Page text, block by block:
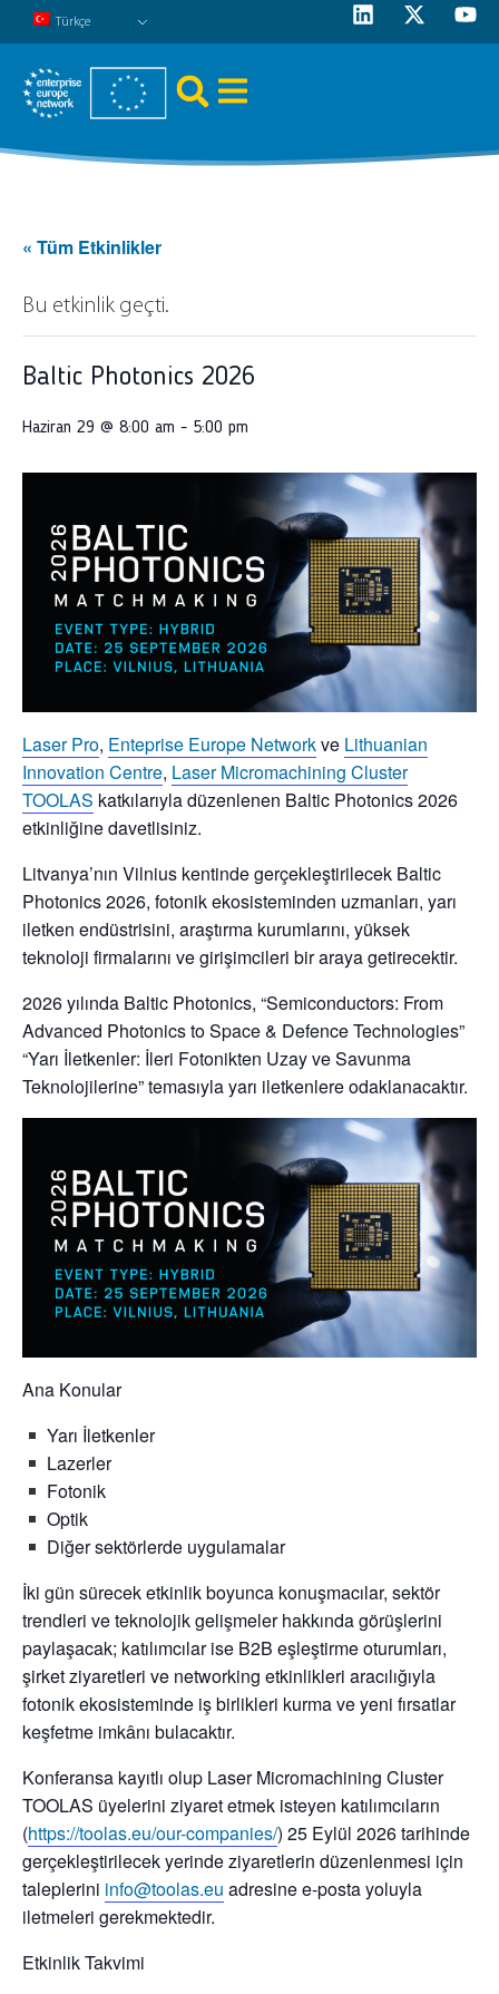
Türkçe
« Tüm Etkinlikler
Bu etkinlik geçti.
Baltic Photonics 2026
Haziran 29 @ 8:00 am - 5:00 pm
Laser Pro, Enteprise Europe Networkve Lithuanian
Innovation Centre, Laser Micromachining Cluster
TOOLAS katkılarıyla düzenlenen Baltic Photonics 2026
etkinliğine davetlisiniz.
Litvanya’nın Vilnius kentinde gerçekleştirilecek Baltic
Photonics 2026, fotonik ekosisteminden uzmanları, yarı
iletken endüstrisini, araştırma kurumlarını, yüksek
teknoloji firmalarını ve girişimcileri bir araya getirecektir.
2026 yılında Baltic Photonics, “Semiconductors: From
Advanced Photonics to Space & Defence Technologies”
“Yarı İletkenler: İleri Fotonikten Uzay ve Savunma
Teknolojilerine” temasıyla yarı iletkenlere odaklanacaktır.
Ana Konular
Yarı İletkenler
Lazerler
Fotonik
Optik
Diğer sektörlerde uygulamalar
İki gün sürecek etkinlik boyunca konuşmacılar, sektör
trendleri ve teknolojik gelişmeler hakkında görüşlerini
paylaşacak; katılımcılar ise B2B eşleştirme oturumları,
şirket ziyaretleri ve networking etkinlikleri aracılığıyla
fotonik ekosisteminde iş birlikleri kurma ve yeni fırsatlar
keşfetme imkânı bulacaktır.
Konferansa kayıtlı olup Laser Micromachining Cluster
TOOLAS üyelerini ziyaret etmek isteyen katılımcıların
(https://toolas.eu/our-companies/) 25 Eylül 2026 tarihinde
gerçekleştirilecek yerinde ziyaretlerin düzenlenmesi için
taleplerini info@toolas.eu adresine e‑posta yoluyla
iletmeleri gerekmektedir.
Etkinlik Takvimi